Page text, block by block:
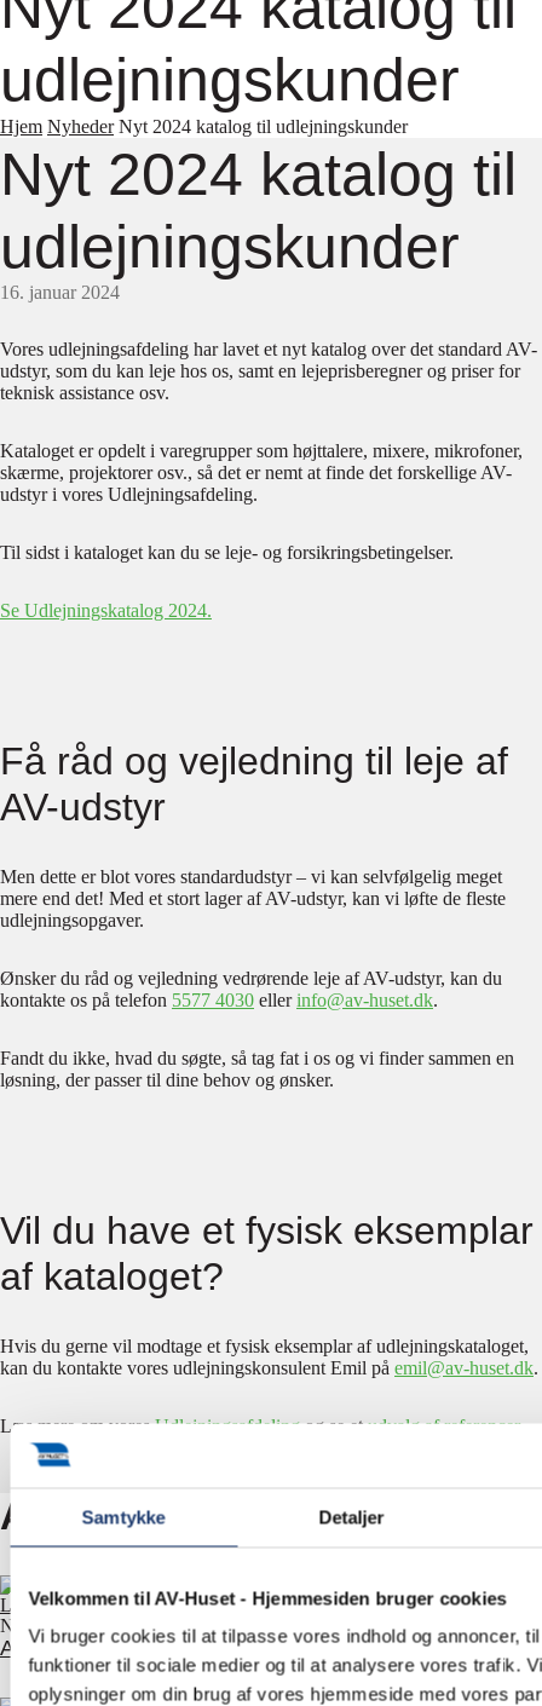
Samtykke Detaljer
Velkommen til AV-Huset - Hjemmesiden bruger cookies
Vi bruger cookies til at tilpasse vores indhold og annoncer,
funktioner til sociale medier og til at analysere vores trafik.
oplysninger om din brug af vores hjemmeside med vores
udlejningskunder
Hjem Nyheder Nyt 2024 katalog til udlejningskunder
Nyt 2024 katalog til
udlejningskunder
16. januar 2024
Vores udlejningsafdeling har lavet et nyt katalog over det standard AV-
udstyr, som du kan leje hos os, samt en lejeprisberegner og priser for
teknisk assistance osv.
Kataloget er opdelt i varegrupper som højttalere, mixere, mikrofoner,
skærme, projektorer osv., så det er nemt at finde det forskellige AV-
udstyr i vores Udlejningsafdeling.
Til sidst i kataloget kan du se leje- og forsikringsbetingelser.
Se Udlejningskatalog 2024.
Få råd og vejledning til leje af
AV-udstyr
Men dette er blot vores standardudstyr – vi kan selvfølgelig meget
mere end det! Med et stort lager af AV-udstyr, kan vi løfte de fleste
udlejningsopgaver.
Ønsker du råd og vejledning vedrørende leje af AV-udstyr, kan du
kontakte os på telefon 5577 4030 ellerinfo@av-huset.dk.
Fandt du ikke, hvad du søgte, så tag fat i os og vi finder sammen en
løsning, der passer til dine behov og ønsker.
Vil du have et fysisk eksemplar
af kataloget?
Hvis du gerne vil modtage et fysisk eksemplar af udlejningskataloget,
kan du kontakte vores udlejningskonsulent Emil på emil@av-huset.dk.
Læs mere om voresUdlejningsafdelingog se etudvalg af referencer.
Andre nyheder
Læs nyhed
Nyheder
AV-Huset offentliggør bæredygtighedsrapport for 2025